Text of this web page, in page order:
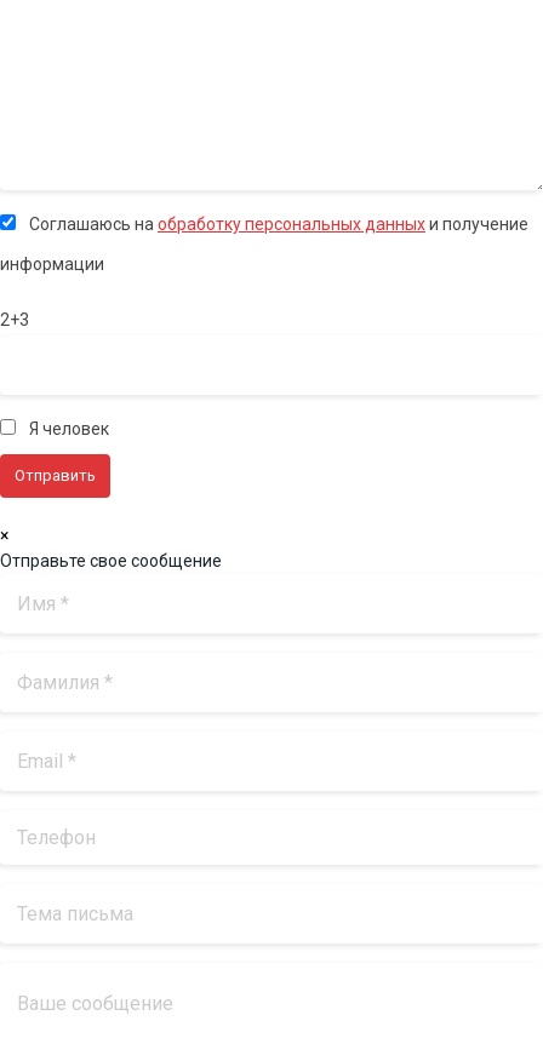
Соглашаюсь на обработку персональных данныхи получение
информации
2+3
Я человек
×
Отправьте свое сообщение